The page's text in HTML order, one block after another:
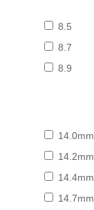
8.5
8.7
8.9
14.0mm
14.2mm
14.4mm
14.7mm